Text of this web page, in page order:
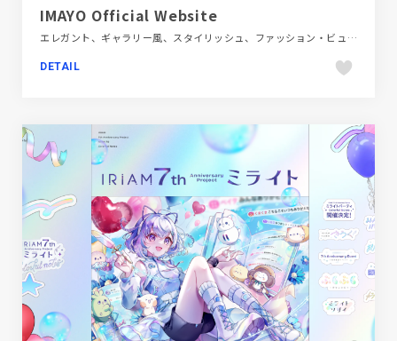
IMAYO Official Website
エレガント、ギャラリー風、スタイリッシュ、ファッション・ビューティー、ブランド・サービスサイト、ホワイト系、大きめ写真
DETAIL